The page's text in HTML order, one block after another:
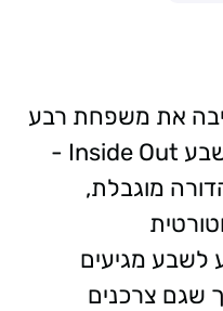
את משפחת רבע
לשבע ומשיקה את רבע לשבע Inside Out -
מוגבלת,
לשבע מגיעים
שגם צרכנים